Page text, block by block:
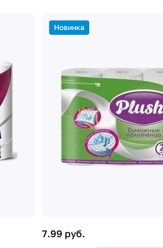
Новинка
7.99 руб.